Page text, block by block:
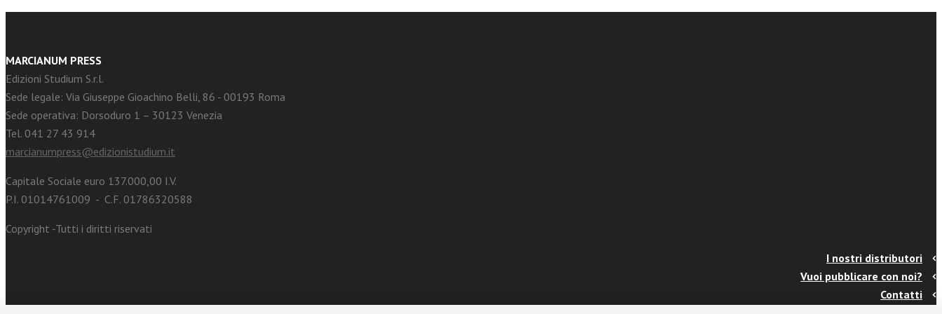
MARCIANUM PRESS
Edizioni Studium S.r.l.
Sede legale: Via Giuseppe Gioachino Belli, 86 - 00193 Roma
Sede operativa: Dorsoduro 1 – 30123 Venezia
Tel. 041 27 43 914
marcianumpress@edizionistudium.it
Capitale Sociale euro 137.000,00 I.V.
P.I. 01014761009 - C.F. 01786320588
Copyright -Tutti i diritti riservati
I nostri distributori
Vuoi pubblicare con noi?
Contatti